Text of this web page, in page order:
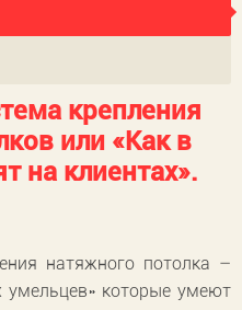
крепления
или «Как в
на клиентах».
натяжного потолка –
умельцев» которые умеют